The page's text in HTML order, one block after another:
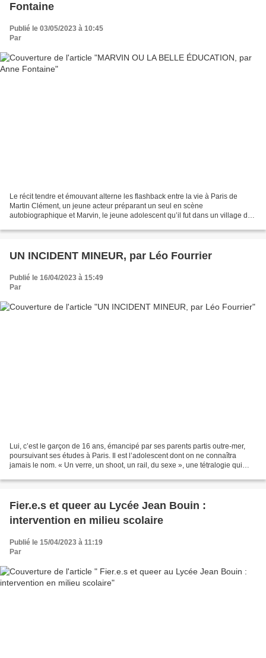
Fontaine
Publié le 03/05/2023 à 10:45
Par
Le récit tendre et émouvant alterne les flashback entre la vie à Paris de
Martin Clément, un jeune acteur préparant un seul en scène
autobiographique et Marvin, le jeune adolescent qu’il fut dans un village des
UN INCIDENT MINEUR, par Léo Fourrier
Publié le 16/04/2023 à 15:49
Par
Lui, c’est le garçon de 16 ans, émancipé par ses parents partis outre-mer,
poursuivant ses études à Paris. Il est l’adolescent dont on ne connaîtra
jamais le nom. « Un verre, un shoot, un rail, du sexe », une tétralogie qui
Fier.e.s et queer au Lycée Jean Bouin :
intervention en milieu scolaire
Publié le 15/04/2023 à 11:19
Par